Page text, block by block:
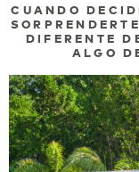
CUANDO
DIFERENTE
ALGO